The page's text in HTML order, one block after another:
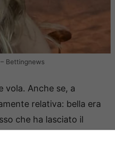
Bettingnews
vola. Anche se, a
relativa: bella era
che ha lasciato il
oggi sempre